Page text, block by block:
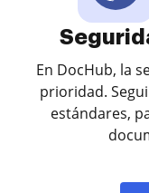
En DocHub, la
prioridad.
estándares,